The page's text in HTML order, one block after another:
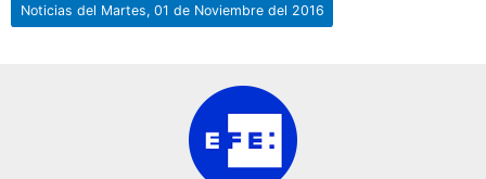
Noticias del Martes, 01 de Noviembre del 2016